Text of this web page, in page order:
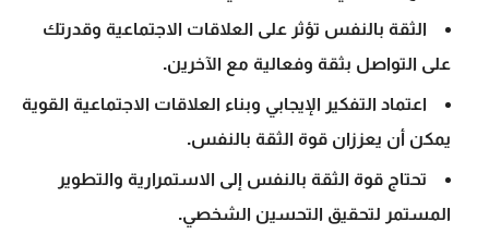
الثقة بالنفس تؤثر على العلاقات الاجتماعية وقدرتك
على التواصل بثقة وفعالية مع الآخرين.
اعتماد التفكير الإيجابي وبناء العلاقات الاجتماعية القوية
يمكن أن يعززان قوة الثقة بالنفس.
تحتاج قوة الثقة بالنفس إلى الاستمرارية والتطوير
المستمر لتحقيق التحسين الشخصي.